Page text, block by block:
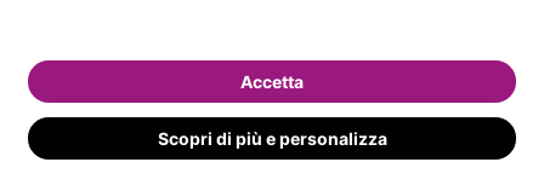
Scopri di più e personalizza
Accetta